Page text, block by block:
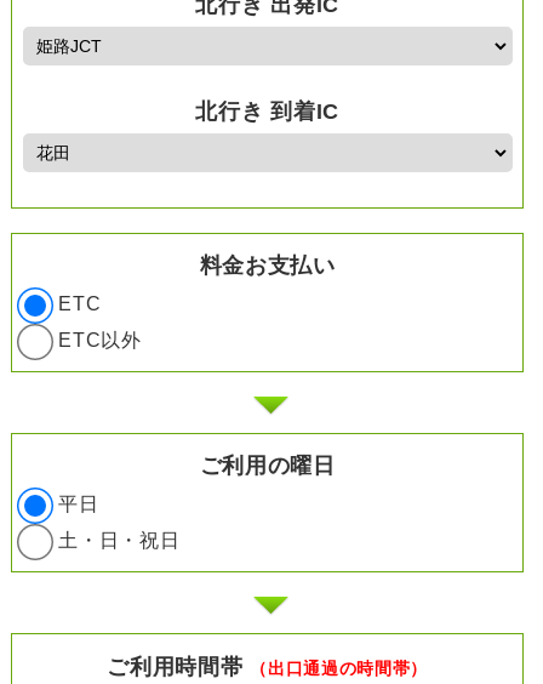
北行き 到着IC
料金お支払い
ETC
ETC以外
ご利用の曜日
平日
土・日・祝日
ご利用時間帯 （出口通過の時間帯）